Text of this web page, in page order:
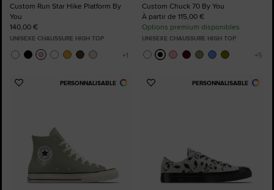
Custom Run Star Hike Platform By
You
140,00 €
UNISEXE CHAUSSURE HIGH TOP
Custom Chuck 70 By You
À partir de 115,00 €
Options premium disponibles
UNISEXE CHAUSSURE HIGH TOP
PERSONNALISABLE
Ajouter
PERSONNALISABLE
Ajouter